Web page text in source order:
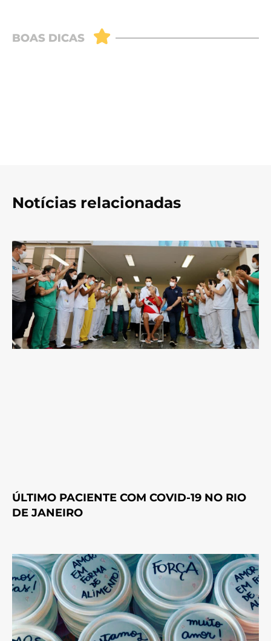
Notícias relacionadas
ÚLTIMO PACIENTE COM COVID-19 NO RIO
DE JANEIRO